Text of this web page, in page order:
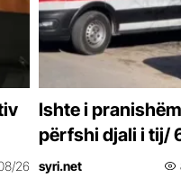
26
Ishte i
përfshi djali i tij/
jetë nga arresti
syri.net